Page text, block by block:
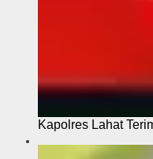
Kapolres Lahat